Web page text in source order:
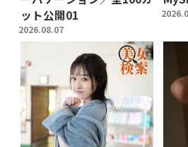
ット公開01
2026.08.07